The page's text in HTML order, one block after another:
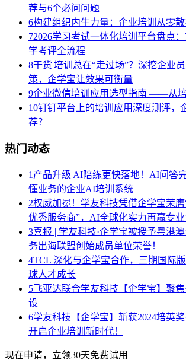
荐与6个必问问题
6构建组织内生力量：企业培训从零
72026学习考试一体化培训平台盘点
学考评全流程
8干货|培训总在“走过场”？深挖企业
策，企学宝让效果可衡量
9企业微信培训应用选型指南 ——从
10钉钉平台上的培训应用深度测评，
荐？
热门动态
1 产品升级|AI陪练更快落地！AI问
懂业务的企业AI培训系统
2权威加冕！学友科技凭借企学宝荣膺
优秀服务商”，AI全球化实力再赢专业
3喜报 | 学友科技·企学宝被授予粤港
务出海联盟创始成员单位荣誉！
4TCL 深化与企学宝合作，三期国际
球人才成长
5飞亚达联合学友科技【企学宝】聚
设
6学友科技【企学宝】斩获2024培英奖
开启企业培训新时代！
现在申请，立领30天免费试用